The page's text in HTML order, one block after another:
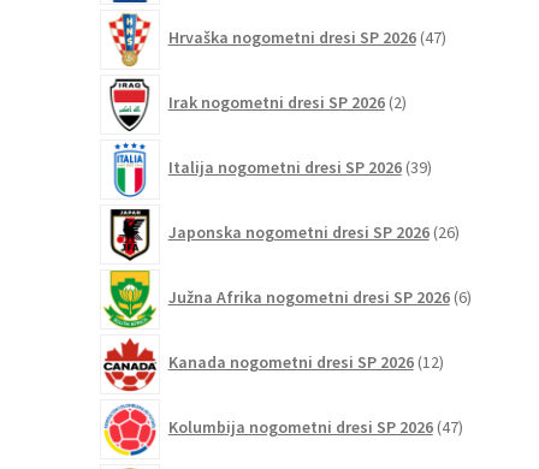
Hrvaška nogometni dresi SP 2026 47izdelkov
Irak nogometni dresi SP 2026 2izdelka
Italija nogometni dresi SP 2026 39izdelkov
Japonska nogometni dresi SP 2026 26izdelkov
Južna Afrika nogometni dresi SP 2026 6izdelkov
Kanada nogometni dresi SP 2026 12izdelkov
Kolumbija nogometni dresi SP 2026 47izdelkov